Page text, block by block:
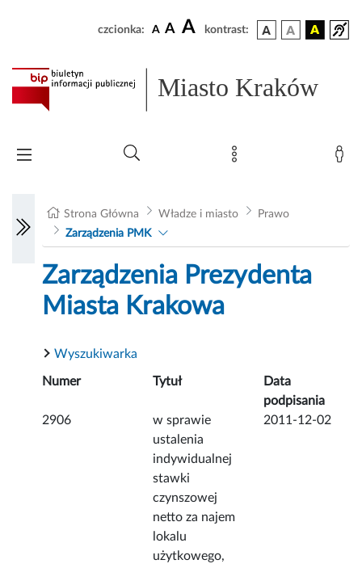
czcionka: A A A kontrast:
Miasto Kraków
Strona Główna Władze i miasto
Prawo
Zarządzenia PMK
Zarządzenia Prezydenta
Miasta Krakowa
Wyszukiwarka
Numer Tytuł
Data
podpisania
2906
w sprawie
ustalenia
indywidualnej
stawki
czynszowej
netto za najem
lokalu
użytkowego,
2011-12-02